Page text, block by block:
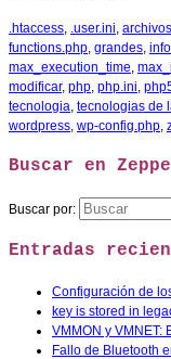
.htaccess .user.ini archivos
functions.php grandes
max_execution_time
modificar, php php.ini
tecnologia tecnologias de
wordpress wp-config.php
Buscar en
Buscar por:
Entradas
Configuración de
key is stored in
VMMON y VMNET:
Fallo de Bluetooth